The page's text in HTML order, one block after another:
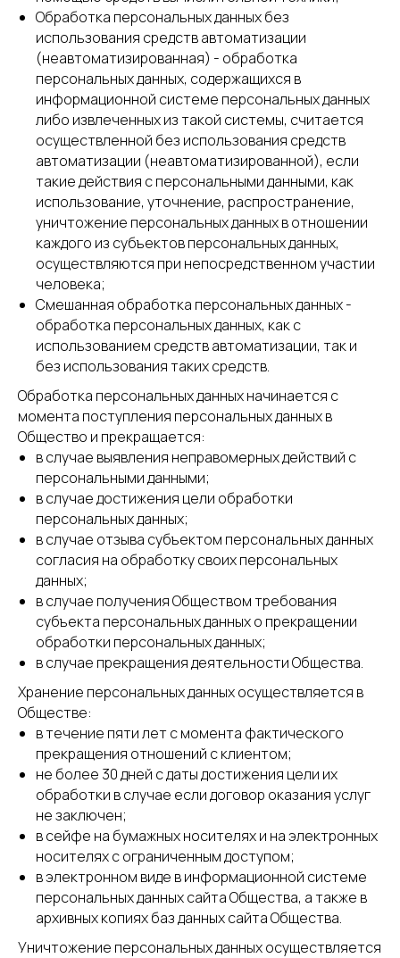
Обработка персональных данных без
использования средств автоматизации
(неавтоматизированная) - обработка
персональных данных, содержащихся в
информационной системе персональных данных
либо извлеченных из такой системы, считается
осуществленной без использования средств
автоматизации (неавтоматизированной), если
такие действия с персональными данными, как
использование, уточнение, распространение,
уничтожение персональных данных в отношении
каждого из субъектов персональных данных,
осуществляются при непосредственном участии
человека;
Смешанная обработка персональных данных -
обработка персональных данных, как с
использованием средств автоматизации, так и
без использования таких средств.
Обработка персональных данных начинается с
момента поступления персональных данных в
Общество и прекращается:
в случае выявления неправомерных действий с
персональными данными;
в случае достижения цели обработки
персональных данных;
в случае отзыва субъектом персональных данных
согласия на обработку своих персональных
данных;
в случае получения Обществом требования
субъекта персональных данных о прекращении
обработки персональных данных;
в случае прекращения деятельности Общества.
Хранение персональных данных осуществляется в
Обществе:
в течение пяти лет с момента фактического
прекращения отношений с клиентом;
не более 30 дней с даты достижения цели их
обработки в случае если договор оказания услуг
не заключен;
в сейфе на бумажных носителях и на электронных
носителях с ограниченным доступом;
в электронном виде в информационной системе
персональных данных сайта Общества, а также в
архивных копиях баз данных сайта Общества.
Уничтожение персональных данных осуществляется